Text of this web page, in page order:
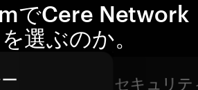
でCere Network
選ぶのか。
セキュリテ